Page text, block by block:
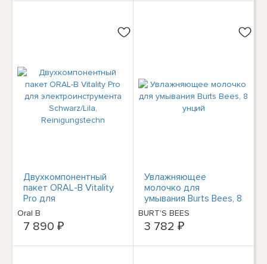
Двухкомпонентный
пакет ORAL-B Vitality
Pro для
электроинструмента
Schwarz/Lila,
Reinigungstechn
Oral B
7 890 ₽
Увлажняющее
молочко для
умывания Burts Bees, 8
унций
BURT'S BEES
3 782 ₽